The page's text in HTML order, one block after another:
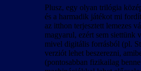
Plusz, egy olyan trilógia
és a harmadik játékot mi
az itthon terjesztett lemezes
magyarul, ezért sem siettünk
mivel digitális forrásból (pl.
verziót lehet beszerezni,
(pontosabban fizikailag